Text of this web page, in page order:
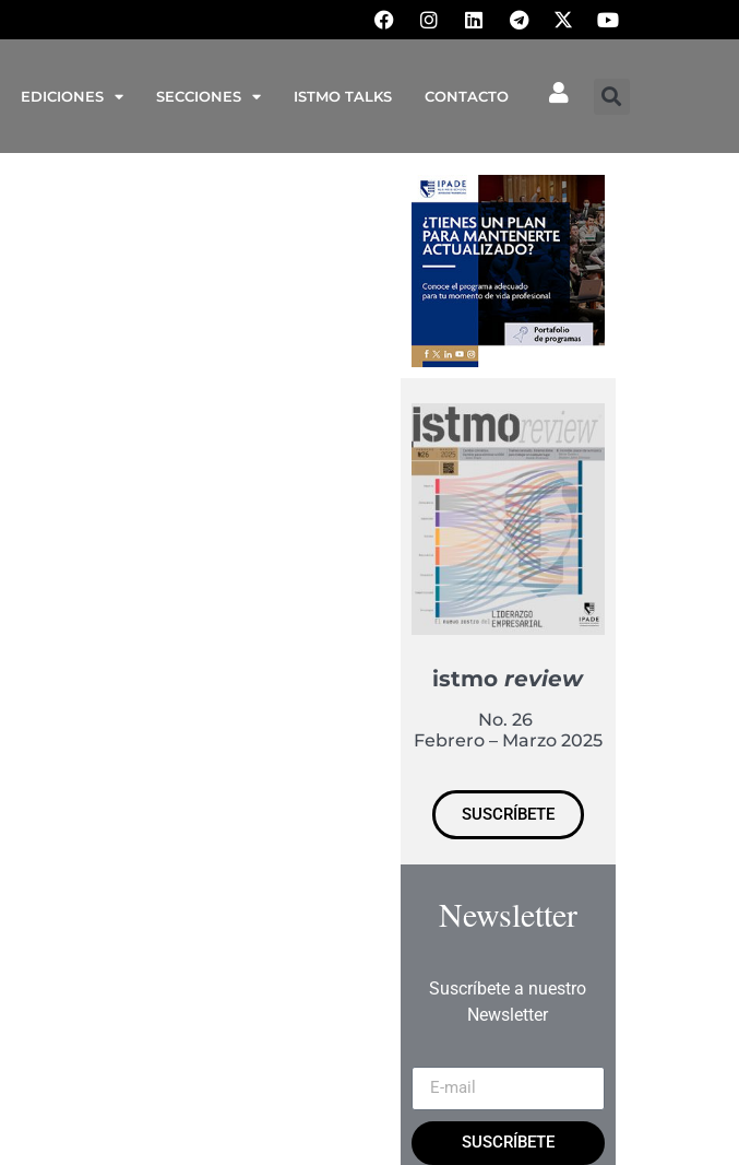
EDICIONES SECCIONES ISTMO TALKS CONTACTO
istmoreview
No. 26
Febrero – Marzo 2025
SUSCRÍBETE
Newsletter
Suscríbete a nuestro
Newsletter
SUSCRÍBETE